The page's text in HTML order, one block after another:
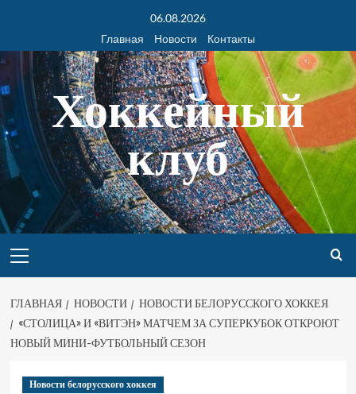
06.08.2026
Главная
Новости Контакты
Хоккейный
клуб
ГЛАВНАЯ НОВОСТИ
НОВОСТИ БЕЛОРУССКОГО ХОККЕЯ
«СТОЛИЦА» И «ВИТЭН» МАТЧЕМ ЗА СУПЕРКУБОК ОТКРОЮТ
НОВЫЙ МИНИ-ФУТБОЛЬНЫЙ СЕЗОН
Новости белорусского хоккея